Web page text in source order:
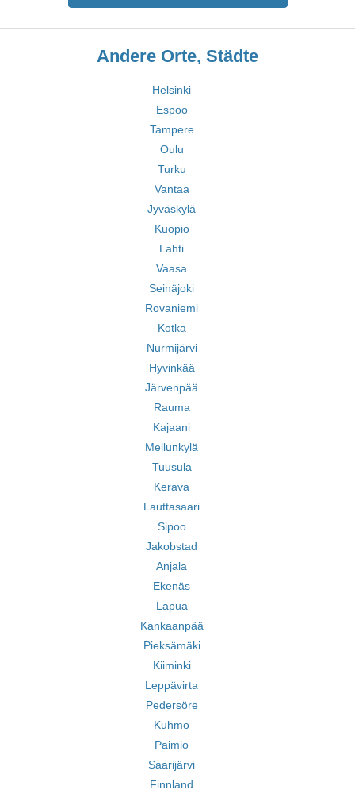
Andere Orte, Städte
Helsinki
Espoo
Tampere
Oulu
Turku
Vantaa
Jyväskylä
Kuopio
Lahti
Vaasa
Seinäjoki
Rovaniemi
Kotka
Nurmijärvi
Hyvinkää
Järvenpää
Rauma
Kajaani
Mellunkylä
Tuusula
Kerava
Lauttasaari
Sipoo
Jakobstad
Anjala
Ekenäs
Lapua
Kankaanpää
Pieksämäki
Kiiminki
Leppävirta
Pedersöre
Kuhmo
Paimio
Saarijärvi
Finnland